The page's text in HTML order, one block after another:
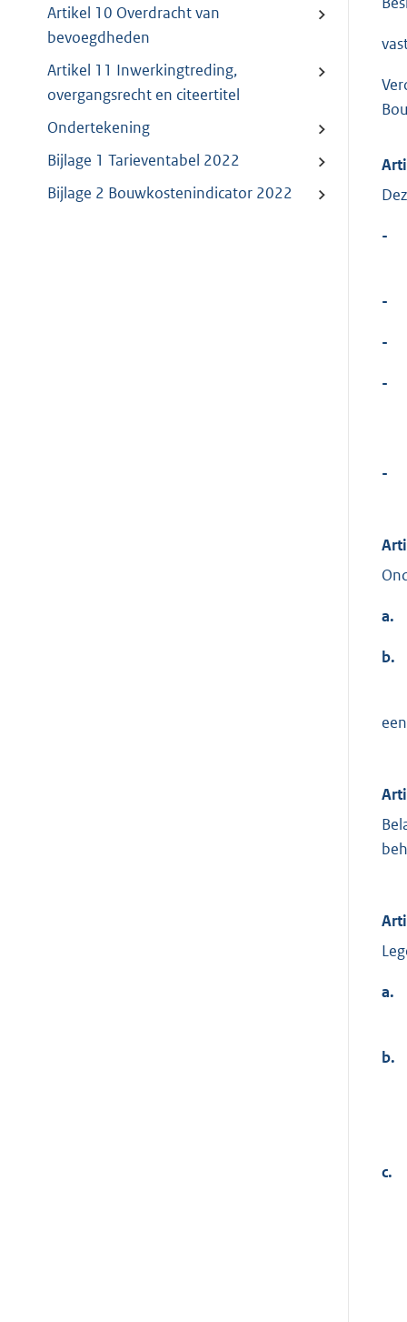
Artikel 10 Overdracht van
bevoegdheden
Artikel 11 Inwerkingtreding,
overgangsrecht en citeertitel
Ondertekening
Bijlage 1 Tarieventabel 2022
Bijlage 2 Bouwkostenindicator 2022
-
-
-
-
-
a.
b.
a.
b.
c.